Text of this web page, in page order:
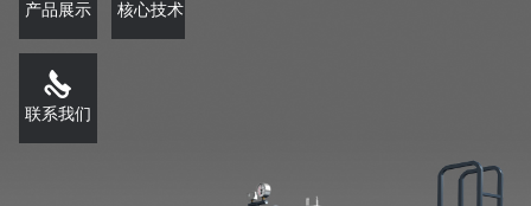
产品展示 核心技术
联系我们